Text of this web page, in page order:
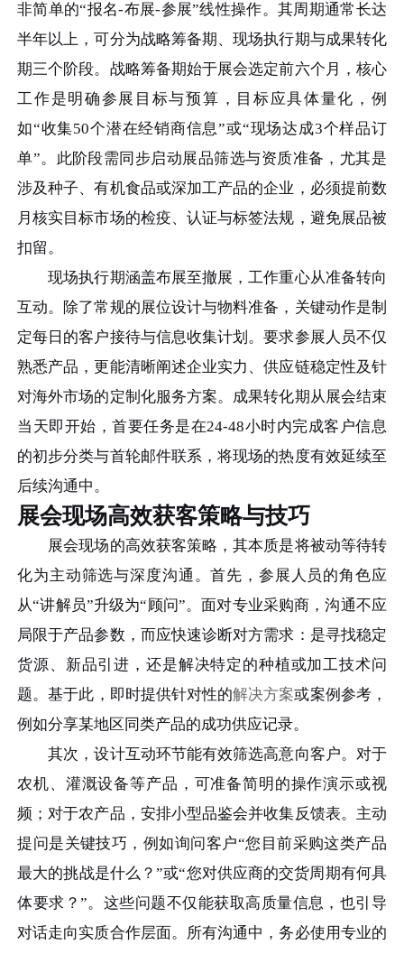
非简单的“报名-布展-参展”线性操作。其周期通常长达
半年以上，可分为战略筹备期、现场执行期与成果转化
期三个阶段。战略筹备期始于展会选定前六个月，核心
工作是明确参展目标与预算，目标应具体量化，例
如“收集50个潜在经销商信息”或“现场达成3个样品订
单”。此阶段需同步启动展品筛选与资质准备，尤其是
涉及种子、有机食品或深加工产品的企业，必须提前数
月核实目标市场的检疫、认证与标签法规，避免展品被
扣留。
现场执行期涵盖布展至撤展，工作重心从准备转向
互动。除了常规的展位设计与物料准备，关键动作是制
定每日的客户接待与信息收集计划。要求参展人员不仅
熟悉产品，更能清晰阐述企业实力、供应链稳定性及针
对海外市场的定制化服务方案。成果转化期从展会结束
当天即开始，首要任务是在24-48小时内完成客户信息
的初步分类与首轮邮件联系，将现场的热度有效延续至
后续沟通中。
展会现场高效获客策略与技巧
展会现场的高效获客策略，其本质是将被动等待转
化为主动筛选与深度沟通。首先，参展人员的角色应
从“讲解员”升级为“顾问”。面对专业采购商，沟通不应
局限于产品参数，而应快速诊断对方需求：是寻找稳定
货源、新品引进，还是解决特定的种植或加工技术问
题。基于此，即时提供针对性的解决方案或案例参考，
例如分享某地区同类产品的成功供应记录。
其次，设计互动环节能有效筛选高意向客户。对于
农机、灌溉设备等产品，可准备简明的操作演示或视
频；对于农产品，安排小型品鉴会并收集反馈表。主动
提问是关键技巧，例如询问客户“您目前采购这类产品
最大的挑战是什么？”或“您对供应商的交货周期有何具
体要求？”。这些问题不仅能获取高质量信息，也引导
对话走向实质合作层面。所有沟通中，务必使用专业的